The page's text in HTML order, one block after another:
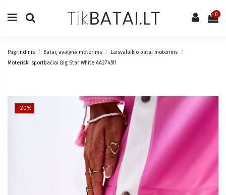
0
Pagrindinis Batai, avalynė moterims
Laisvalaikio batai moterims
Moteriški sportbačiai Big Star White AA274511
−20%